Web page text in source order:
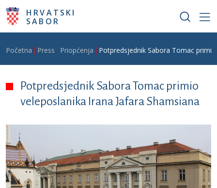
Skoči na glavni sadržaj
HRVATSKI
SABOR
Breadcrumb
Početna Press Priopćenja Potpredsjednik Sabora Tomac
Potpredsjednik Sabora Tomac primio
veleposlanika Irana Jafara Shamsiana